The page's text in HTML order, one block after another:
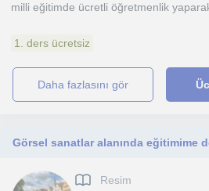
milli eğitimde ücretli öğretmenlik
1. ders ücretsiz
daha fazlasını gör
Resim